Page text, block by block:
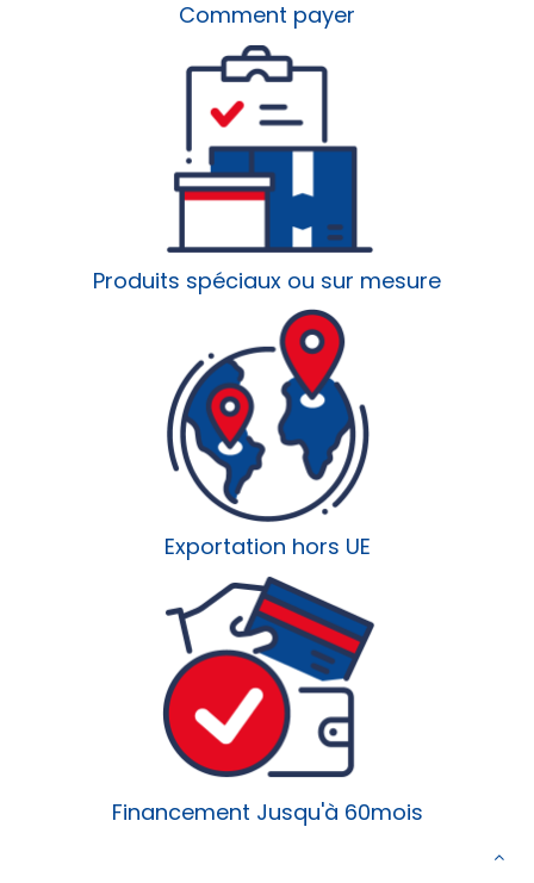
Comment payer
Produits spéciaux ou sur mesure
Exportation hors UE
Financement Jusqu'à 60mois